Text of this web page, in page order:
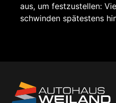
aus, um fest­zu­stel­len:
schwin­den spä­tes­tens